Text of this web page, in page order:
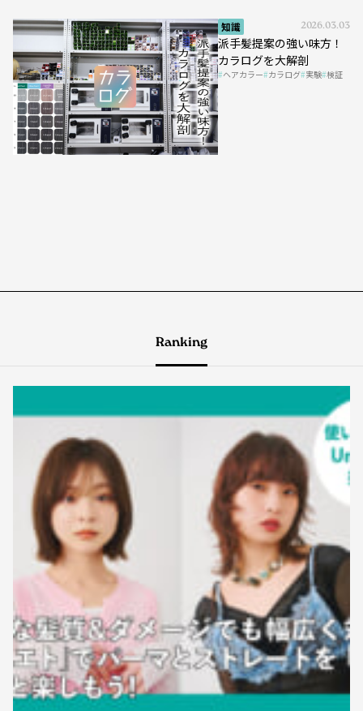
知識 2026.03.03
派手髪提案の強い味方！
カラログを大解剖
ヘアカラー カラログ 実験 検証
Ranking